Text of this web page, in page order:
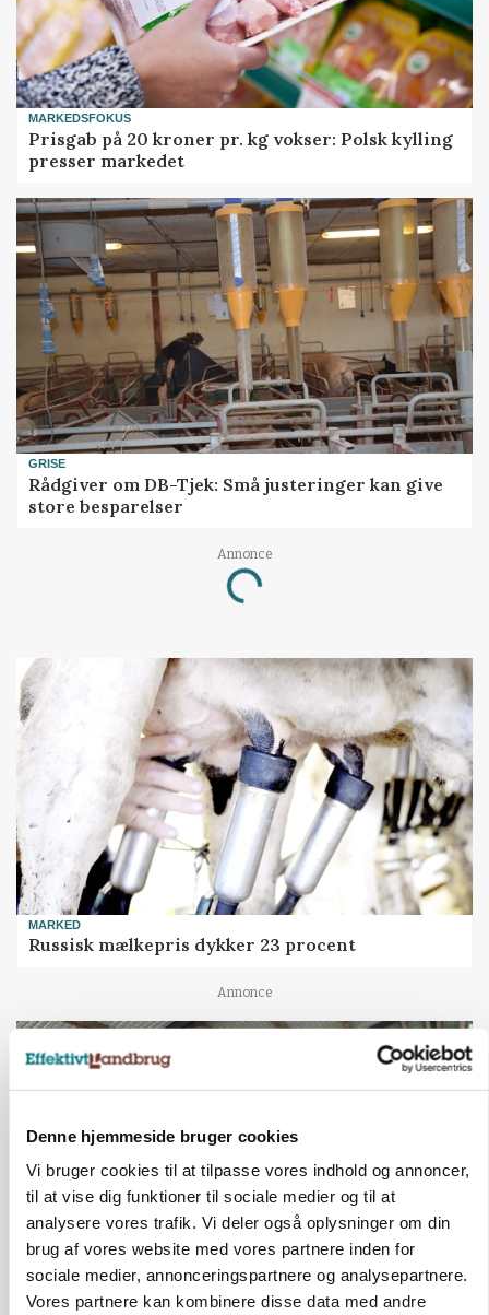
Denne hjemmeside bruger cookies
Vi bruger cookies til at tilpasse vores indhold og annoncer,
til at vise dig funktioner til sociale medier og til at
analysere vores trafik. Vi deler også oplysninger om din
brug af vores website med vores partnere inden for
sociale medier, annonceringspartnere og analysepartnere.
Vores partnere kan kombinere disse data med andre
MARKEDSFOKUS
Prisgab på 20 kroner pr. kg vokser: Polsk kylling
presser markedet
GRISE
Rådgiver om DB-Tjek: Små justeringer kan give
store besparelser
Annonce
Loading...
MARKED
Russisk mælkepris dykker 23 procent
Annonce
»Nu stopper I«: Landbrugsdebattør og